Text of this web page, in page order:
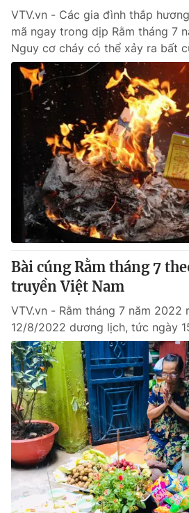
VTV.vn - Các gia đình thắp
mã ngay trong dịp Rằm tháng 7
Nguy cơ cháy có thể xảy ra bất
Bài cúng Rằm tháng 7
truyền Việt Nam
VTV.vn - Rằm tháng 7 năm 2022
12/8/2022 dương lịch, tức ngày